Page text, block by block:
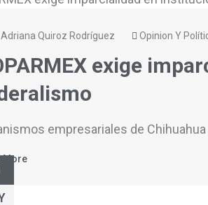
Adriana Quiroz Rodríguez Opinion Y
exige
empresariales de
More